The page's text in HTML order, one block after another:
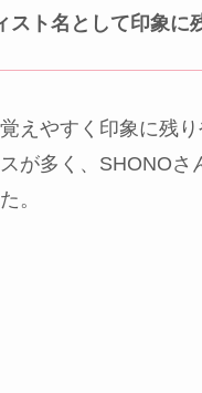
スト名として印象に
えやすく印象に残
が多く、SHONOさ
。